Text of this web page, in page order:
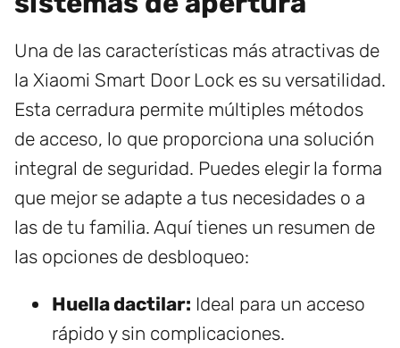
Una de las características más atractivas de
la Xiaomi Smart Door Lock es su versatilidad.
Esta cerradura permite múltiples métodos
de acceso, lo que proporciona una solución
integral de seguridad. Puedes elegir la forma
que mejor se adapte a tus necesidades o a
las de tu familia. Aquí tienes un resumen de
las opciones de desbloqueo:
Huella dactilar: Ideal para un acceso
rápido y sin complicaciones.